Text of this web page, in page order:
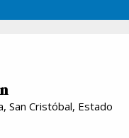
San Cristóbal, Estado